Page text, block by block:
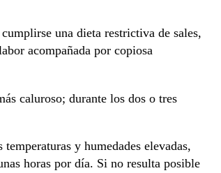
una dieta restrictiva de sales,
acompañada por copiosa
caluroso; durante los dos o tres
y humedades elevadas,
horas por día. Si no resulta posible